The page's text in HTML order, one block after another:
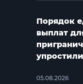
Порядок
выплат
упростили
05.08.2026